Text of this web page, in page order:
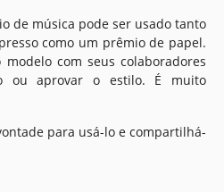
de música pode ser usado tanto
como um prêmio de papel.
com seus colaboradores
ou aprovar o estilo. É muito
para usá-lo e compartilhá-